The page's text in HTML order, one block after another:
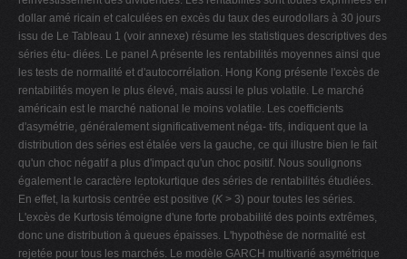
dollar amé ricain et calculées en excès du taux des eurodollars à 30 jours
issu de Le Tableau 1 (voir annexe) résume les statistiques descriptives des
séries étu- diées. Le panel A présente les rentabilités moyennes ainsi que
les tests de normalité et d'autocorrélation. Hong Kong présente l'excès de
rentabilités moyen le plus élevé, mais aussi le plus volatile. Le marché
américain est le marché national le moins volatile. Les coefficients
d'asymétrie, généralement significativement néga- tifs, indiquent que la
distribution des séries est étalée vers la gauche, ce qui illustre bien le fait
qu'un choc négatif a plus d'impact qu'un choc positif. Nous soulignons
également le caractère leptokurtique des séries de rentabilités étudiées.
En effet, la kurtosis centrée est positive (K > 3) pour toutes les séries.
L'excès de Kurtosis témoigne d'une forte probabilité des points extrêmes,
donc une distribution à queues épaisses. L'hypothèse de normalité est
rejetée pour tous les marchés. Le modèle GARCH multivarié asymétrique